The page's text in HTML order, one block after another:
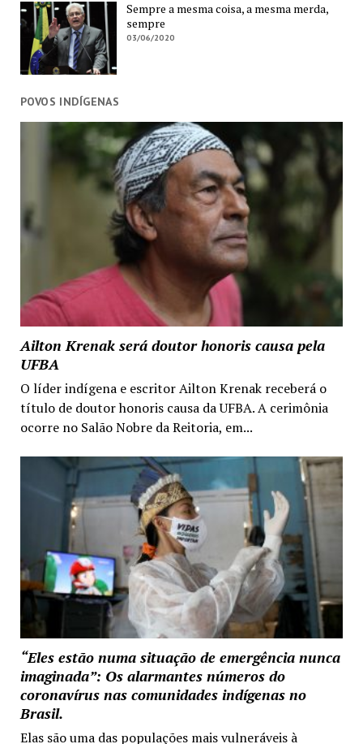
Sempre a mesma coisa, a mesma merda,
sempre
03/06/2020
POVOS INDÍGENAS
Ailton Krenak será doutor honoris causa pela
UFBA
O líder indígena e escritor Ailton Krenak receberá o
título de doutor honoris causa da UFBA. A cerimônia
ocorre no Salão Nobre da Reitoria, em...
“Eles estão numa situação de emergência nunca
imaginada”: Os alarmantes números do
coronavírus nas comunidades indígenas no
Brasil.
Elas são uma das populações mais vulneráveis à